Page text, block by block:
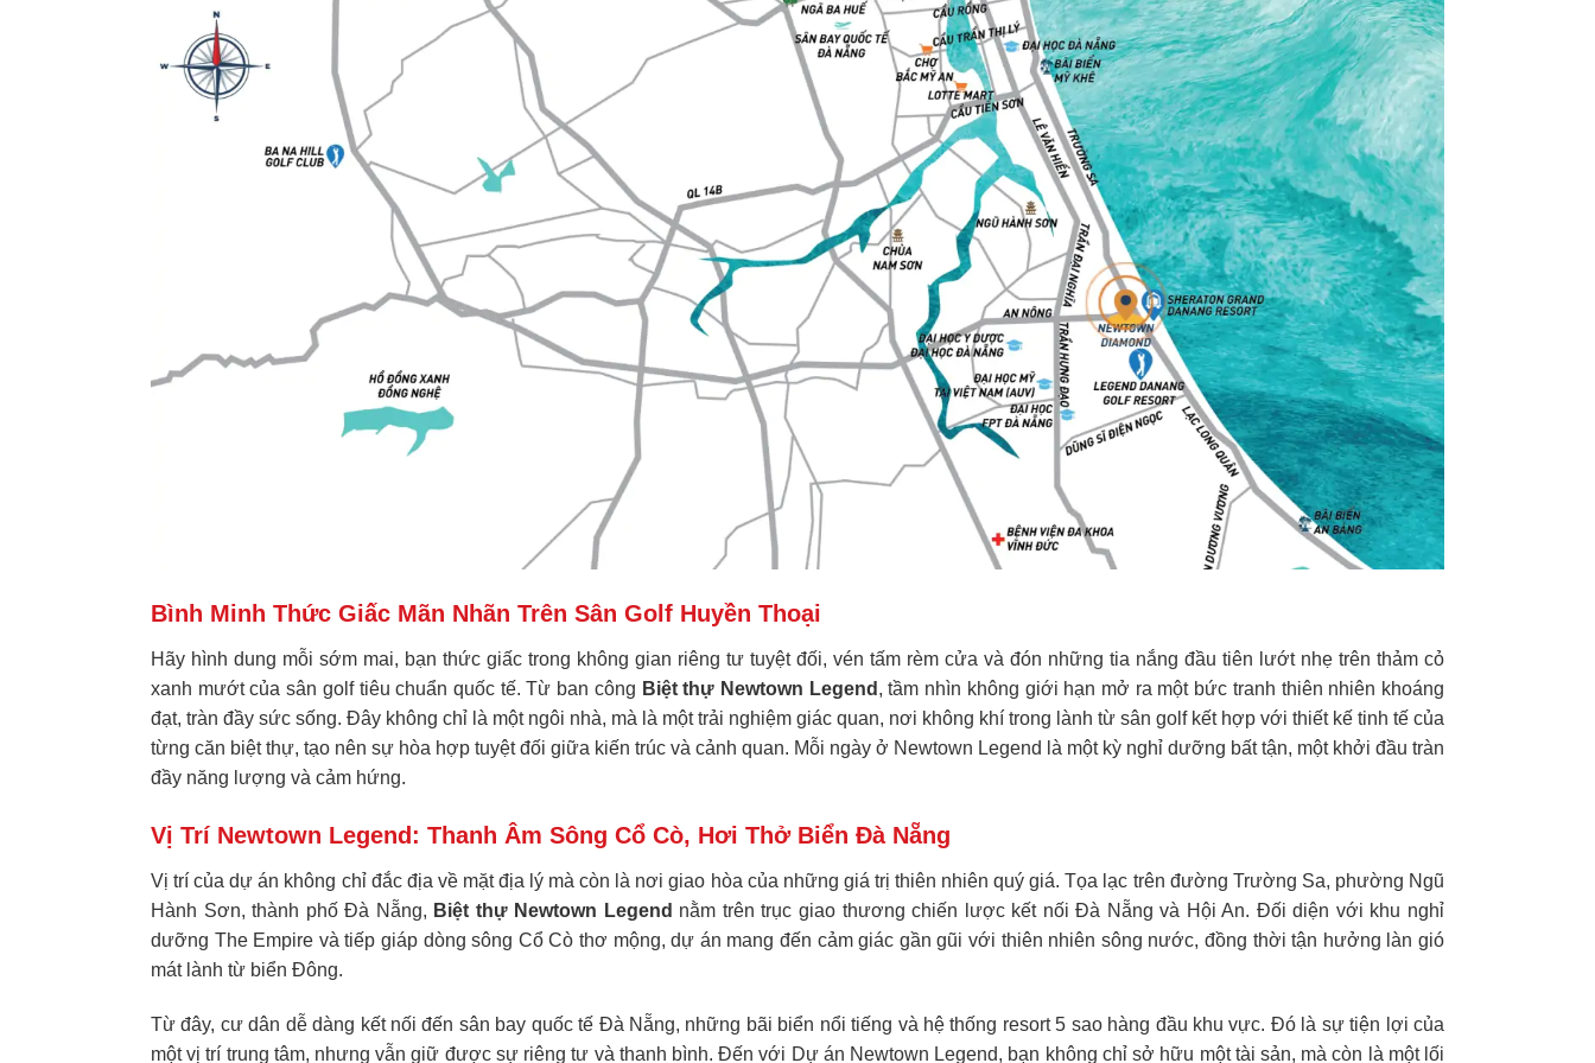
Bình Minh Thức Giấc Mãn Nhãn Trên Sân Golf Huyền Thoại
Hãy hình dung mỗi sớm mai, bạn thức giấc trong không gian riêng tư tuyệt đối, vén tấm rèm cửa và đón những tia nắng đầu tiên lướt nhẹ trên thảm cỏ
xanh mướt của sân golf tiêu chuẩn quốc tế. Từ ban công Biệt thự Newtown Legend , tầm nhìn không giới hạn mở ra một bức tranh thiên nhiên khoáng
đạt, tràn đầy sức sống. Đây không chỉ là một ngôi nhà, mà là một trải nghiệm giác quan, nơi không khí trong lành từ sân golf kết hợp với thiết kế tinh tế của
từng căn biệt thự, tạo nên sự hòa hợp tuyệt đối giữa kiến trúc và cảnh quan. Mỗi ngày ở Newtown Legend là một kỳ nghỉ dưỡng bất tận, một khởi đầu tràn
đầy năng lượng và cảm hứng.
Vị Trí Newtown Legend: Thanh Âm Sông Cổ Cò, Hơi Thở Biển Đà Nẵng
Vị trí của dự án không chỉ đắc địa về mặt địa lý mà còn là nơi giao hòa của những giá trị thiên nhiên quý giá. Tọa lạc trên đường Trường Sa, phường Ngũ
Hành Sơn, thành phố Đà Nẵng, Biệt thự Newtown Legend nằm trên trục giao thương chiến lược kết nối Đà Nẵng và Hội An. Đối diện với khu nghỉ
dưỡng The Empire và tiếp giáp dòng sông Cổ Cò thơ mộng, dự án mang đến cảm giác gần gũi với thiên nhiên sông nước, đồng thời tận hưởng làn gió
mát lành từ biển Đông.
Từ đây, cư dân dễ dàng kết nối đến sân bay quốc tế Đà Nẵng, những bãi biển nổi tiếng và hệ thống resort 5 sao hàng đầu khu vực. Đó là sự tiện lợi của
một vị trí trung tâm, nhưng vẫn giữ được sự riêng tư và thanh bình. Đến với Dự án Newtown Legend, bạn không chỉ sở hữu một tài sản, mà còn là một lối